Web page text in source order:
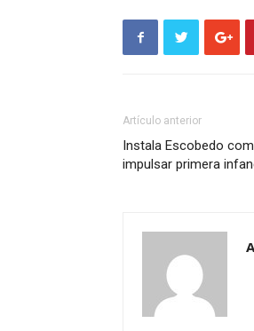
Artículo anterior
Instala Escobedo
impulsar primera